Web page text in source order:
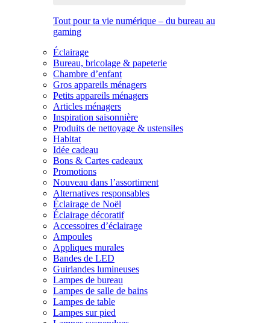
Tout pour ta vie numérique – du bureau au
gaming
Éclairage
Bureau, bricolage & papeterie
Chambre d’enfant
Gros appareils ménagers
Petits appareils ménagers
Articles ménagers
Inspiration saisonnière
Produits de nettoyage & ustensiles
Habitat
Idée cadeau
Bons & Cartes cadeaux
Promotions
Nouveau dans l’assortiment
Alternatives responsables
Éclairage de Noël
Éclairage décoratif
Accessoires d’éclairage
Ampoules
Appliques murales
Bandes de LED
Guirlandes lumineuses
Lampes de bureau
Lampes de salle de bains
Lampes de table
Lampes sur pied